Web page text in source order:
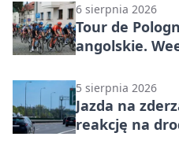
6 sierpnia 2026
Tour de
angolskie.
5 sierpnia 2026
Jazda na
reakcję na